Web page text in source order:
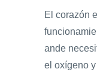
El corazón
ande
el oxígeno